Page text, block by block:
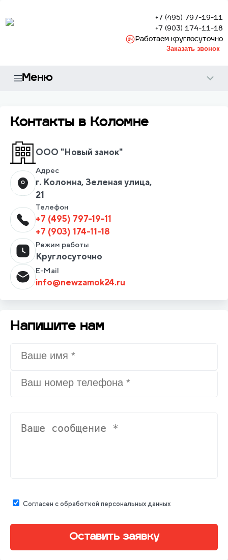
+7 (495) 797-19-11
+7 (903) 174-11-18
Работаем круглосуточно
Заказать звонок
Меню
Контакты в Коломне
ООО "Новый замок"
Адрес
г. Коломна, Зеленая улица,
21
Телефон
+7 (495) 797-19-11
+7 (903) 174-11-18
Режим работы
Круглосуточно
E-Mail
info@newzamok24.ru
Напишите нам
Согласен с обработкой персональных данных
Оставить заявку